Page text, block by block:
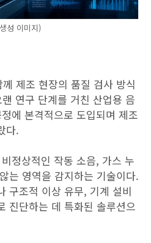
성 이미지)
제조 현장의 품질 검사 방식
연구 단계를 거친 산업용 음
에 본격적으로 도입되며 제조
다.
정상적인 작동 소음, 가스 누
는 영역을 감지하는 기술이다.
구조적 이상 유무, 기계 설비
진단하는 데 특화된 솔루션으